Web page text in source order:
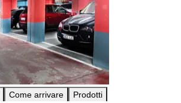
Come arrivare Prodotti